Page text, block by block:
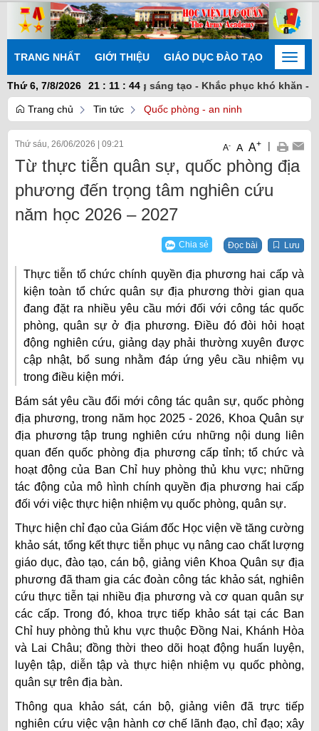
TRANG NHẤT GIỚI THIỆU GIÁO DỤC ĐÀO TẠO
Toggle
Thứ 6, 7/8/2026
21 : 11 : 44
kết nhất trí - Chủ động sáng tạo - Khắc phục khó khăn - Hoàn
Trang chủ Tin tức Quốc phòng - an ninh
Thứ sáu, 26/06/2026 09:21 A- A A+ |
Từ thực tiễn quân sự, quốc phòng địa
phương đến trọng tâm nghiên cứu
năm học 2026 – 2027
Chia sẻ Đọc bài Lưu
Thực tiễn tổ chức chính quyền địa phương hai cấp và
kiện toàn tổ chức quân sự địa phương thời gian qua
đang đặt ra nhiều yêu cầu mới đối với công tác quốc
phòng, quân sự ở địa phương. Điều đó đòi hỏi hoạt
động nghiên cứu, giảng dạy phải thường xuyên được
cập nhật, bổ sung nhằm đáp ứng yêu cầu nhiệm vụ
trong điều kiện mới.
Bám sát yêu cầu đổi mới công tác quân sự, quốc phòng
địa phương, trong năm học 2025 - 2026, Khoa Quân sự
địa phương tập trung nghiên cứu những nội dung liên
quan đến quốc phòng địa phương cấp tỉnh; tổ chức và
hoạt động của Ban Chỉ huy phòng thủ khu vực; những
tác động của mô hình chính quyền địa phương hai cấp
đối với việc thực hiện nhiệm vụ quốc phòng, quân sự.
Thực hiện chỉ đạo của Giám đốc Học viện về tăng cường
khảo sát, tổng kết thực tiễn phục vụ nâng cao chất lượng
giáo dục, đào tạo, cán bộ, giảng viên Khoa Quân sự địa
phương đã tham gia các đoàn công tác khảo sát, nghiên
cứu thực tiễn tại nhiều địa phương và cơ quan quân sự
các cấp. Trong đó, khoa trực tiếp khảo sát tại các Ban
Chỉ huy phòng thủ khu vực thuộc Đồng Nai, Khánh Hòa
và Lai Châu; đồng thời theo dõi hoạt động huấn luyện,
luyện tập, diễn tập và thực hiện nhiệm vụ quốc phòng,
quân sự trên địa bàn.
Thông qua khảo sát, cán bộ, giảng viên đã trực tiếp
nghiên cứu việc vận hành cơ chế lãnh đạo, chỉ đạo; xây